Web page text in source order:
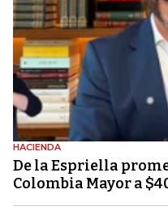
HACIENDA
De la Espriella
Colombia Mayor a